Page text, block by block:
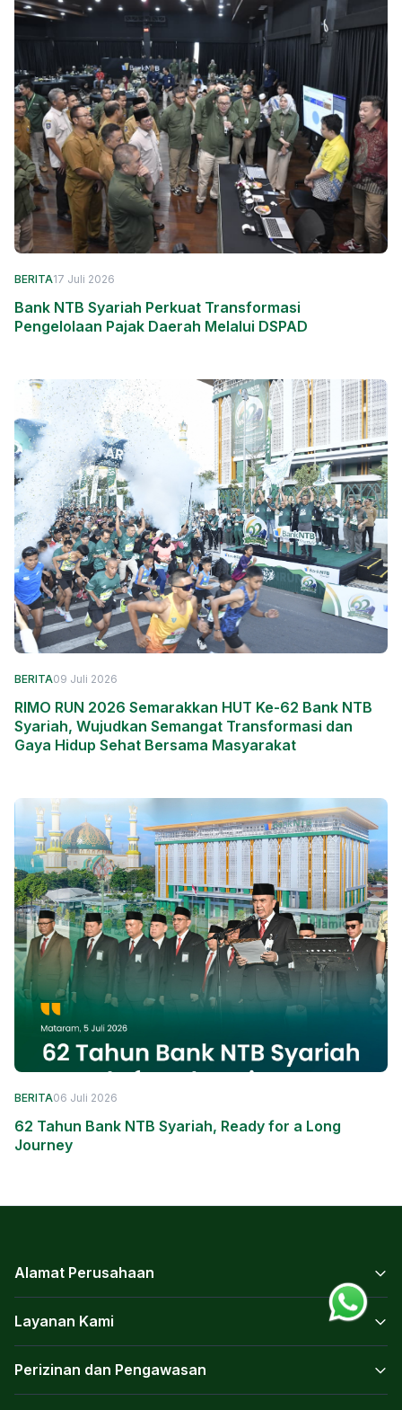
BERITA17 Juli 2026
Bank NTB Syariah Perkuat Transformasi
Pengelolaan Pajak Daerah Melalui DSPAD
BERITA09 Juli 2026
RIMO RUN 2026 Semarakkan HUT Ke-62 Bank NTB
Syariah, Wujudkan Semangat Transformasi dan
Gaya Hidup Sehat Bersama Masyarakat
BERITA06 Juli 2026
62 Tahun Bank NTB Syariah, Ready for a Long
Journey
Alamat Perusahaan
Layanan Kami
Perizinan dan Pengawasan